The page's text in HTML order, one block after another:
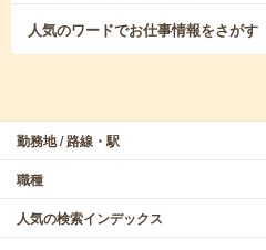
人気のワードでお仕事情報をさがす
勤務地 / 路線・駅
職種
人気の検索インデックス